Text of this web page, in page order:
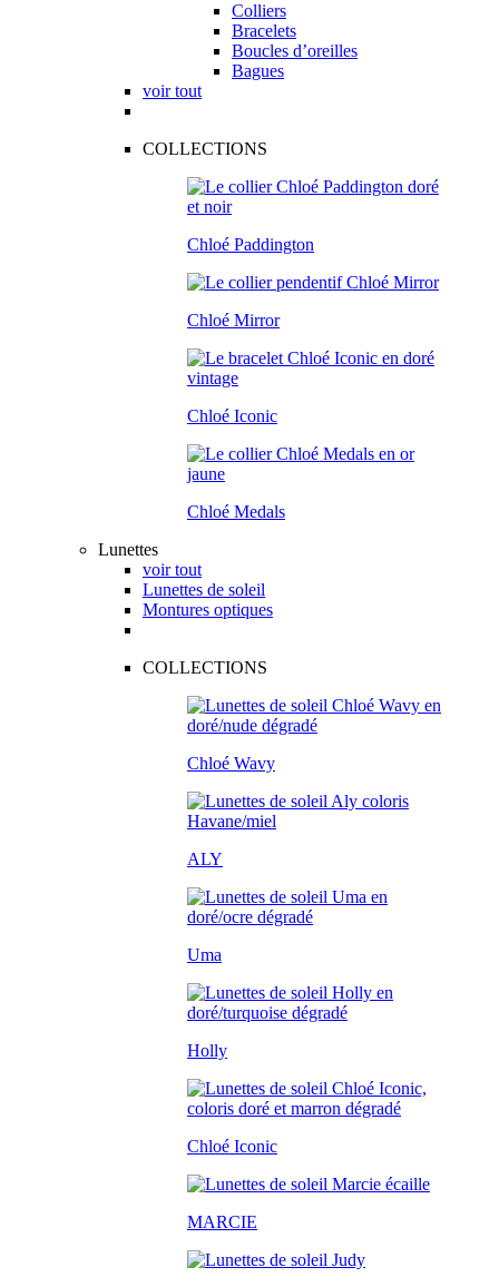
Colliers
Bracelets
Boucles d’oreilles
Bagues
voir tout
COLLECTIONS
Chloé Paddington
Chloé Mirror
Chloé Iconic
Chloé Medals
Lunettes
voir tout
Lunettes de soleil
Montures optiques
COLLECTIONS
Chloé Wavy
ALY
Uma
Holly
Chloé Iconic
MARCIE